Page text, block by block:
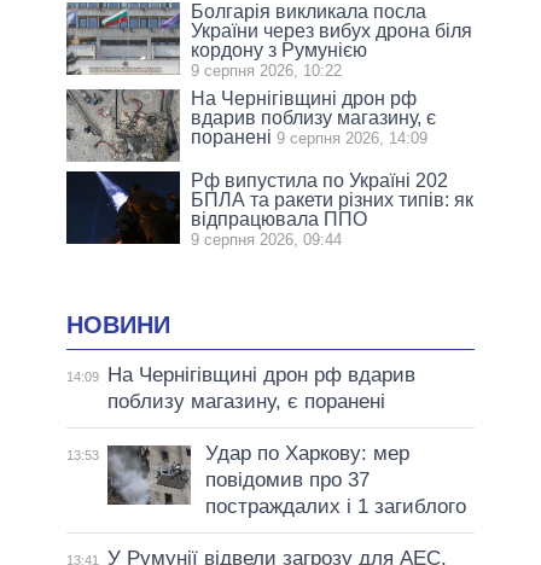
Болгарія викликала посла
України через вибух дрона біля
кордону з Румунією
9 серпня 2026, 10:22
На Чернігівщині дрон рф
вдарив поблизу магазину, є
поранені 9 серпня 2026, 14:09
Рф випустила по Україні 202
БПЛА та ракети різних типів: як
відпрацювала ППО
9 серпня 2026, 09:44
НОВИНИ
14:09
На Чернігівщині дрон рф вдарив
поблизу магазину, є поранені
13:53
Удар по Харкову: мер
повідомив про 37
постраждалих і 1 загиблого
13:41
У Румунії відвели загрозу для АЕС,